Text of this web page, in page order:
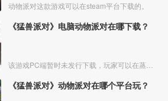
动物派对这款游戏可以在steam平台下载的。
《猛兽派对》电脑动物派对在哪下载？
《猛兽派对》动物派对在哪个平台玩？